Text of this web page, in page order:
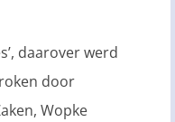
daarover werd
door
Wopke